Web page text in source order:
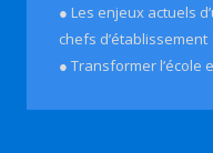
● Les enjeux actuels
chefs d’établissement
● Transformer l’école